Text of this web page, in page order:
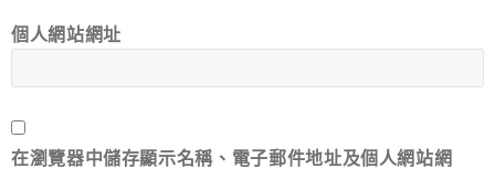
個人網站網址
在瀏覽器中儲存顯示名稱、電子郵件地址及個人網站網